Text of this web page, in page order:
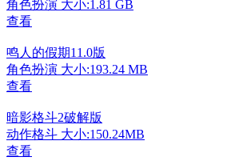
角色扮演 大小:1.81 GB
查看
鸣人的假期11.0版
角色扮演 大小:193.24 MB
查看
暗影格斗2破解版
动作格斗 大小:150.24MB
查看